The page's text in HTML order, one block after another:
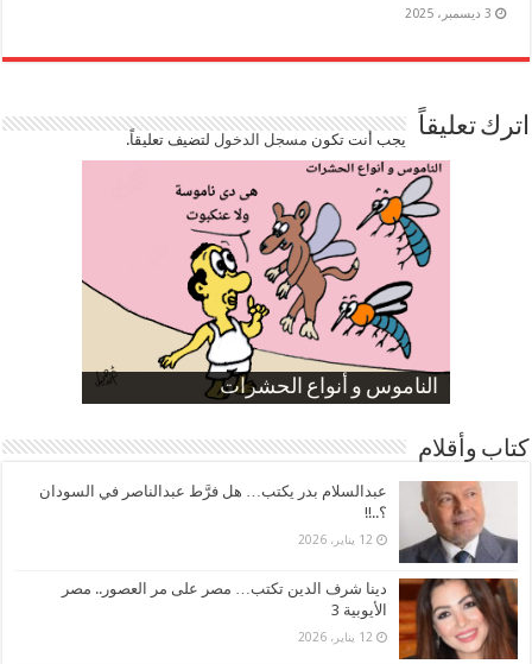
3 ديسمبر، 2025
اترك تعليقاً يجب أنت تكون مسجل الدخوللتضيف تعليقاً.
الناموس و أنواع الحشرات
الموظفين بعد ارتفاع الأسعار
ارتفاع نسبة الطلاق في مصر
صورة كاركاتيرية
صورة كاركاتيرية
كتاب وأقلام
عبدالسلام بدر يكتب… هل فرَّط عبدالناصر في السودان
؟..!!
12 يناير، 2026
دينا شرف الدين تكتب… مصر على مر العصور.. مصر
الأيوبية 3
12 يناير، 2026